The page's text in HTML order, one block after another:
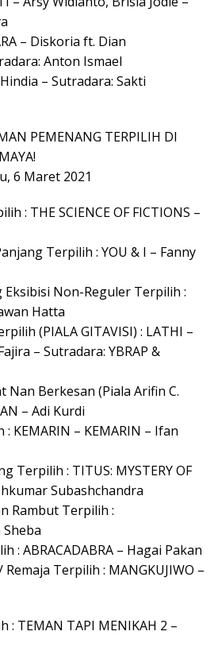
– Diskoria ft. Dian
Anton Ismael
– Sutradara: Sakti
PEMENANG TERPILIH DI
6 Maret 2021
: THE SCIENCE OF FICTIONS –
Terpilih : YOU & I – Fanny
Eksibisi Non-Reguler Terpilih :
Hatta
(PIALA GITAVISI) : LATHI –
– Sutradara: YBRAP &
Nan Berkesan (Piala Arifin C.
– Adi Kurdi
KEMARIN – KEMARIN – Ifan
Terpilih : TITUS: MYSTERY OF
Subashchandra
Rambut Terpilih :
Sheba
: ABRACADABRA – Hagai Pakan
Terpilih : MANGKUJIWO –
: TEMAN TAPI MENIKAH 2 –